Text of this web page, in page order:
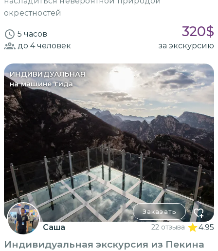
окрестностей
5 часов 320$
до 4человек за экскурсию
ИНДИВИДУАЛЬНАЯ
на машине гида
Заказать
Саша 22 отзыва 4.95
Индивидуальная экскурсия из Пекина